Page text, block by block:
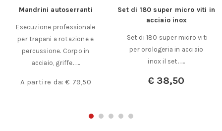
Set di 180 super micro viti in
Set di 180 super micro viti
per orologeria in acciaio
inox il set……
€38,50
Nuova lampada frontale a
led a batteria
Tipo da posizionare sul
capo o da applicare sul
berretto o sull’elmetto,……
€ 76,40